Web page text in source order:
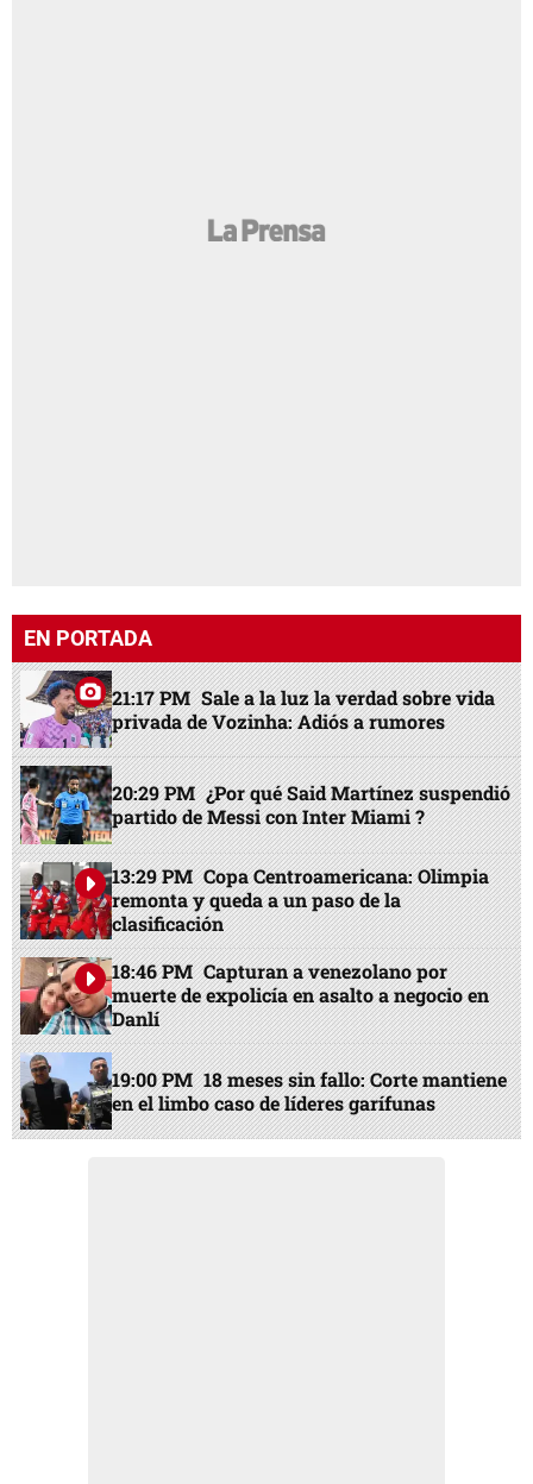
EN PORTADA
21:17 PM Sale a la luz la verdad sobre vida
privada de Vozinha: Adiós a rumores
20:29 PM ¿Por qué Said Martínez suspendió
partido de Messi con Inter Miami ?
13:29 PM Copa Centroamericana: Olimpia
remonta y queda a un paso de la
clasificación
18:46 PM Capturan a venezolano por
muerte de expolicía en asalto a negocio en
Danlí
19:00 PM 18 meses sin fallo: Corte mantiene
en el limbo caso de líderes garífunas